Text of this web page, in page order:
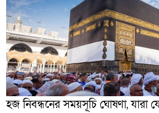
হজ নিবন্ধনের সময়সূচি ঘোষণা, যারা